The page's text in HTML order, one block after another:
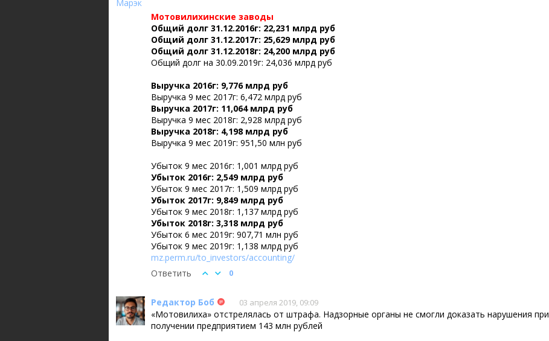
Мотовилихинские заводы
Общий долг 31.12.2016г: 22,231 млрд руб
Общий долг 31.12.2017г: 25,629 млрд руб
Общий долг 31.12.2018г: 24,200 млрд руб
Общий долг на 30.09.2019г: 24,036 млрд руб
Выручка 2016г: 9,776 млрд руб
Выручка 9 мес 2017г: 6,472 млрд руб
Выручка 2017г: 11,064 млрд руб
Выручка 9 мес 2018г: 2,928 млрд руб
Выручка 2018г: 4,198 млрд руб
Выручка 9 мес 2019г: 951,50 млн руб
Убыток 9 мес 2016г: 1,001 млрд руб
Убыток 2016г: 2,549 млрд руб
Убыток 9 мес 2017г: 1,509 млрд руб
Убыток 2017г: 9,849 млрд руб
Убыток 9 мес 2018г: 1,137 млрд руб
Убыток 2018г: 3,318 млрд руб
Убыток 6 мес 2019г: 907,71 млн руб
Убыток 9 мес 2019г: 1,138 млрд руб
mz.perm.ru/to_investors/accounting/
Ответить
0
Редактор Боб 03 апреля 2019, 09:09
«Мотовилиха» отстрелялась от штрафа. Надзорные органы не смогли доказать нарушения при
получении предприятием 143 млн рублей